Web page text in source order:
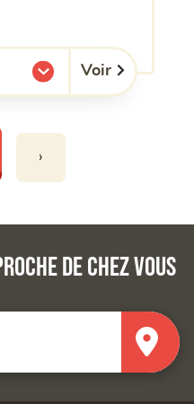
Voir
›
de chez vous